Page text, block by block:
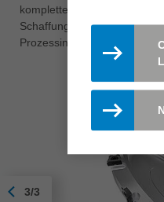
kompletten Tool
Schaffung optimierter
Prozessintelligenz.
3/3